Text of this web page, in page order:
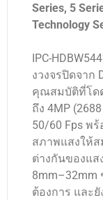
Series, 5
Technology
IPC-
งวงจรปิดจาก
คุณสมบัติที่โดด
ถึง 4MP
50/60 Fps พ
สภาพแสงให้
ต่างกันของแส
8mm–32mm
ต้องการ และ